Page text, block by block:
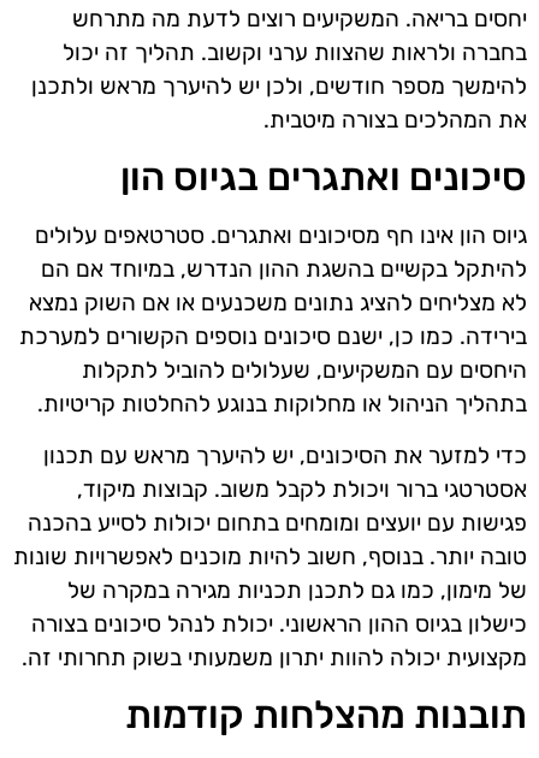
יחסים בריאה. המשקיעים רוצים לדעת מה מתרחש
בחברה ולראות שהצוות ערני וקשוב. תהליך זה יכול
להימשך מספר חודשים, ולכן יש להיערך מראש ולתכנן
את המהלכים בצורה מיטבית.
סיכונים ואתגרים בגיוס הון
גיוס הון אינו חף מסיכונים ואתגרים. סטרטאפים עלולים
להיתקל בקשיים בהשגת ההון הנדרש, במיוחד אם הם
לא מצליחים להציג נתונים משכנעים או אם השוק נמצא
בירידה. כמו כן, ישנם סיכונים נוספים הקשורים למערכת
היחסים עם המשקיעים, שעלולים להוביל לתקלות
בתהליך הניהול או מחלוקות בנוגע להחלטות קריטיות.
כדי למזער את הסיכונים, יש להיערך מראש עם תכנון
אסטרטגי ברור ויכולת לקבל משוב. קבוצות מיקוד,
פגישות עם יועצים ומומחים בתחום יכולות לסייע בהכנה
טובה יותר. בנוסף, חשוב להיות מוכנים לאפשרויות שונות
של מימון, כמו גם לתכנן תכניות מגירה במקרה של
כישלון בגיוס ההון הראשוני. יכולת לנהל סיכונים בצורה
מקצועית יכולה להוות יתרון משמעותי בשוק תחרותי זה.
תובנות מהצלחות קודמות